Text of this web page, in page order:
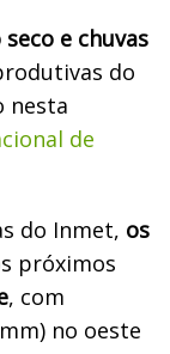
e chuvas
do
nesta
de
do Inmet, os
próximos
, com
no oeste